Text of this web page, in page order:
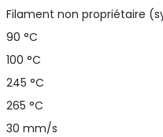
Filament non propriétaire
90 °C
100 °C
245 °C
265 °C
30 mm/s